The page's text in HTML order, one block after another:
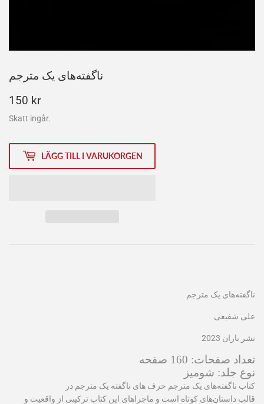
ناگفته‌های یک مترجم
150 kr150
kr
Skatt ingår.
LÄGG TILL I VARUKORGEN
ناگفته‌های یک مترجم
علی شفیعی
نشر باران 2023
تعداد صفحات: 160 صفحه
نوع جلد: شومیز
کتاب ناگفته‌های یک مترجم حرف های ناگفته یک مترجم در
قالب داستان‌های کوتاه است و ماجراهای این کتاب ترکیبی از واقعیت و